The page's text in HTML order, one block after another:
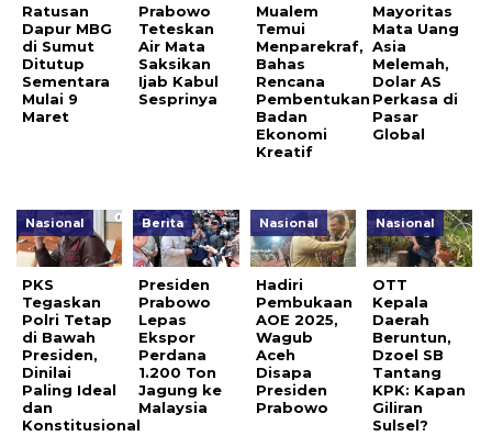
Ratusan
Dapur MBG
di Sumut
Ditutup
Sementara
Mulai 9
Maret
Prabowo
Teteskan
Air Mata
Saksikan
Ijab Kabul
Sesprinya
Mualem
Temui
Menparekraf,
Bahas
Rencana
Pembentukan
Badan
Ekonomi
Kreatif
Mayoritas
Mata Uang
Asia
Melemah,
Dolar AS
Perkasa di
Pasar
Global
Nasional
PKS
Tegaskan
Polri Tetap
di Bawah
Presiden,
Dinilai
Paling Ideal
dan
Konstitusional
Berita
Presiden
Prabowo
Lepas
Ekspor
Perdana
1.200 Ton
Jagung ke
Malaysia
Nasional
Hadiri
Pembukaan
AOE 2025,
Wagub
Aceh
Disapa
Presiden
Prabowo
Nasional
OTT
Kepala
Daerah
Beruntun,
Dzoel SB
Tantang
KPK: Kapan
Giliran
Sulsel?